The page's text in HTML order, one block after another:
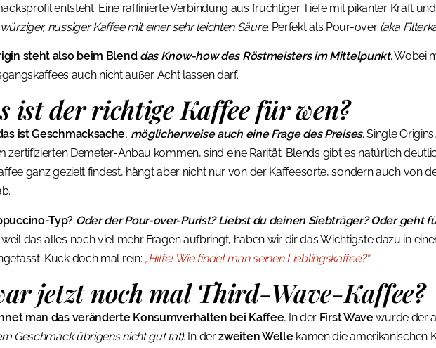
entsteht. Eine raffinierte Verbindung aus fruchtiger Tiefe mit pikanter Kraft und
nussiger Kaffee mit einer sehr leichten Säure.Perfekt als Pour-over (aka
steht also beim Blend das Know-how des Röstmeisters im Mittelpunkt.Wobei
auch nicht außer Acht lassen darf.
ist der richtige Kaffee für wen?
ist Geschmacksache, möglicherweise auch eine Frage des Preises.Single Origins,
zertifizierten Demeter-Anbau kommen, sind eine Rarität. Blends gibt es natürlich
ganz gezielt findest, hängt aber nicht nur von der Kaffeesorte, sondern auch von
Typ? Oder der Pour-over-Purist? Liebst du deinen Siebträger? Oder geht
das alles noch viel mehr Fragen aufbringt, haben wir dir das Wichtigste dazu in
Kuck doch mal rein: „Hilfe! Wie findet man seinen Lieblingskaffee?“
jetzt noch mal Third-Wave-Kaffee?
man das veränderte Konsumverhalten bei Kaffee. In der First Wavewurde der
Geschmack übrigens nicht gut tat).In derzweiten Wellekamen die amerikanischen